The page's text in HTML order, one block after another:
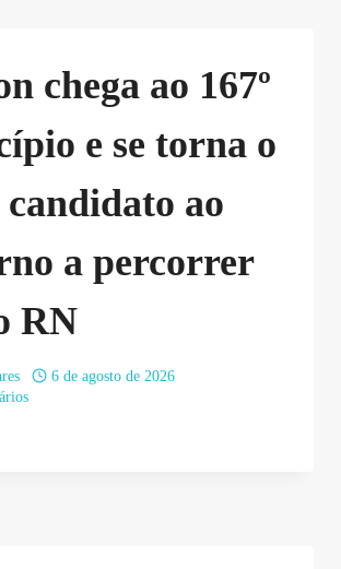
chega ao 167º
e se torna o
ao
a percorrer
RN
6 de agosto de 2026